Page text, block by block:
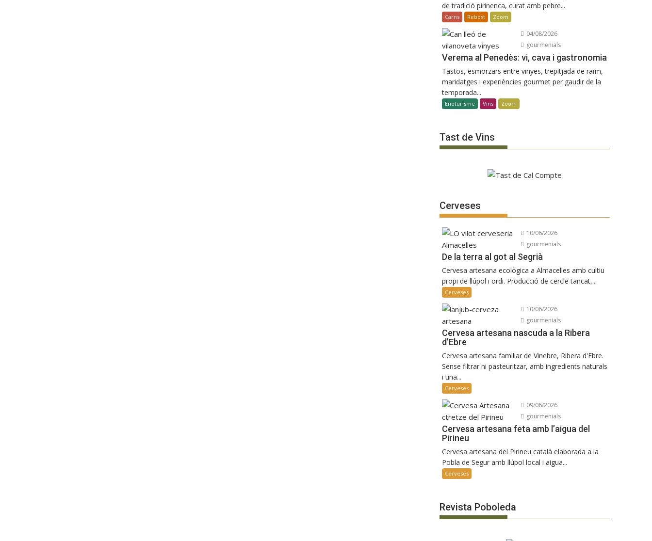
de tradició pirinenca, curat amb pebre...
Carns Rebost Zoom
04/08/2026
gourmenials
Verema al Penedès: vi, cava i gastronomia
Tastos, esmorzars entre vinyes, trepitjada de raïm,
maridatges i experiències gourmet per gaudir de la
temporada...
Enoturisme Vins Zoom
Tast de Vins
Cerveses
10/06/2026
gourmenials
De la terra al got al Segrià
Cervesa artesana ecològica a Almacelles amb cultiu
propi de llúpol i ordi. Producció de cercle tancat,...
Cerveses
10/06/2026
gourmenials
Cervesa artesana nascuda a la Ribera
d’Ebre
Cervesa artesana familiar de Vinebre, Ribera d'Ebre.
Sense filtrar ni pasteuritzar, amb ingredients naturals
i una...
Cerveses
09/06/2026
gourmenials
Cervesa artesana feta amb l’aigua del
Pirineu
Cervesa artesana del Pirineu català elaborada a la
Pobla de Segur amb llúpol local i aigua...
Cerveses
Revista Poboleda